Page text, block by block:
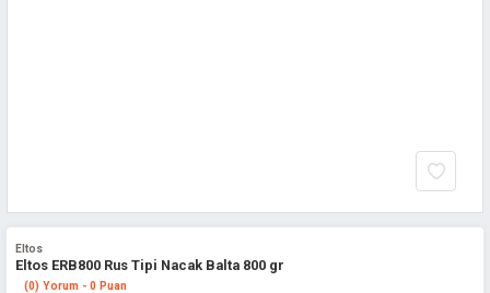
Eltos
Eltos ERB800 Rus Tipi Nacak Balta 800 gr
(0) Yorum - 0 Puan